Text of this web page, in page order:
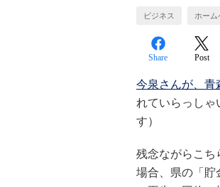
ビジネス ホー
Share Post
今泉さんが、青
れていらっしゃ
す）
残念ながらこち
場合、県の「貯